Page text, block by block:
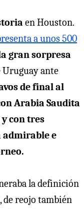
en Houston.
a unos 500
gran sorpresa
Uruguay ante
de final al
Arabia Saudita
con tres
admirable e
la definición
de reojo también